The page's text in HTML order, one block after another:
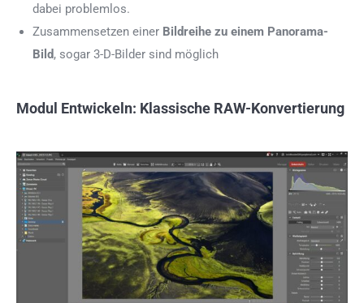
dabei problemlos.
Zusammensetzen einer Bildreihe zu einem Panorama-
Bild, sogar 3-D-Bilder sind möglich
Modul Entwickeln: Klassische RAW-Konvertierung